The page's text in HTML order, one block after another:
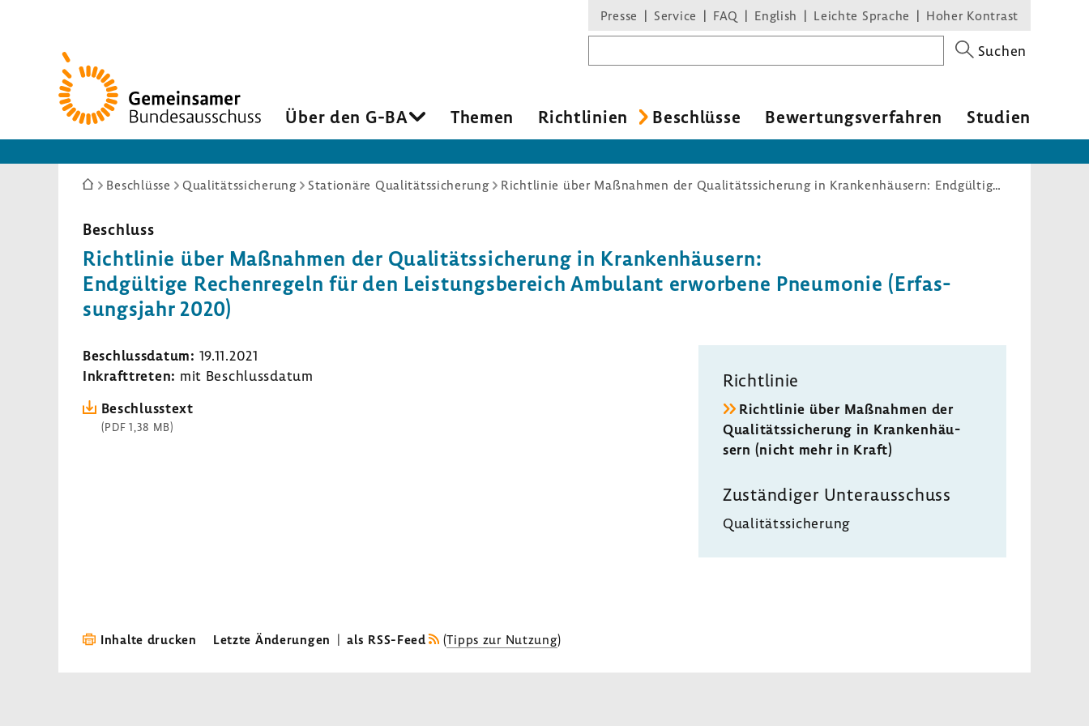
Zur
Startseite
Presse Service FAQ English Leichte Sprache Hoher Kontrast
Suchen
Über den G-BA Themen Richt­li­nien Beschlüsse Bewer­tungs­ver­fahren Studien
Sie
hier:
Beschlüsse Qualitätssicherung Stationäre Qualitätssicherung Richtlinie über Maßnahmen der Qualitätssicherung in Krankenhäusern: Endgültige Rechenregeln für den Leistungsbereich Ambulant erworbene Pneumonie (Erfassungsjahr 2020)
Beschluss
Richt­linie über Maßnahmen der Quali­täts­si­che­rung in Kran­ken­häu­sern:
Endgül­tige Rechen­re­geln für den Leis­tungs­be­reich Ambu­lant erwor­bene Pneu­monie (Erfas­
sungs­jahr 2020)
Beschluss­datum: 19.11.2021
Inkraft­treten: mit Beschluss­datum
Beschluss­text
(PDF 1,38 MB)
Richt­linie
Richt­linie über Maßnahmen der
Quali­täts­si­che­rung in Kran­ken­häu­
sern (nicht mehr in Kraft)
Zustän­diger Unter­aus­schuss
Quali­täts­si­che­rung
Inhalte drucken Letzte Änderungen | als RSS-Feed (Tipps zur Nutzung)